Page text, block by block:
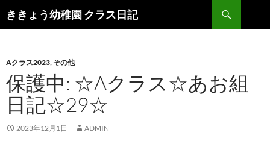
ききょう幼稚園 クラス日記
索
ン
ツ
へ
ス
キ
ッ
Aクラス2023, その他
保護中: ☆Aクラス☆あお組
日記☆29☆
2023年12月1日 ADMIN